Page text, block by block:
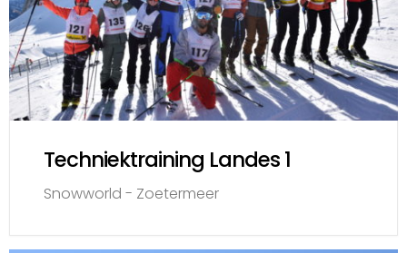
Techniektraining Landes 1
Snowworld - Zoetermeer